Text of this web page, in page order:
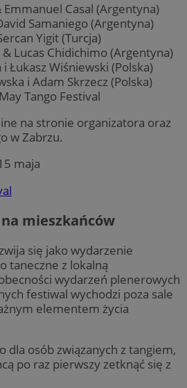
Casal (Argentyna)
Samaniego (Argentyna)
Yigit (Turcja)
Lucas Chidichimo (Argentyna)
Łukasz Wiśniewski (Polska)
i Adam Skrzecz (Polska)
Tango Festival
na stronie organizatora oraz
w Zabrzu.
maja
mieszkańców
się jako wydarzenie
taneczne z lokalną
wydarzeń plenerowych
festiwal wychodzi poza sale
elementem życia
dla osób związanych z tangiem,
po raz pierwszy zetknąć się z